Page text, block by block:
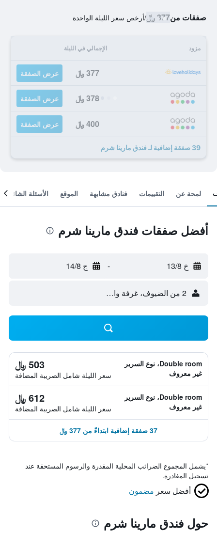
صفقات من377 ﷼ /أرخص سعر الليلة الواحدة
مزود الإجمالي في الليلة
377 ﷼ عرض الصفقة
378 ﷼ عرض الصفقة
400 ﷼ عرض الصفقة
39 صفقة إضافية لـ فندق مارينا شرم
لمحة عن التقييمات فنادق مشابهة الموقع الأسئلة الشائعة
أفضل صفقات فندق مارينا شرم
خ 13/8 - ج 14/8
2 من الضيوف، غرفة واحدة
Double room، نوع السرير
غير معروف
503 ﷼
سعر الليلة شامل الصريبة المضافة
Double room، نوع السرير
غير معروف
612 ﷼
سعر الليلة شامل الصريبة المضافة
37 صفقة إضافية ابتداءً من 377 ﷼
*يشمل المجموع الضرائب المحلية المقدرة والرسوم المستحقة عند
تسجيل المغادرة.
أفضل سعر مضمون
حول فندق مارينا شرم